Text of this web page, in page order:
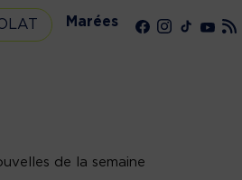
Marées
de la semaine